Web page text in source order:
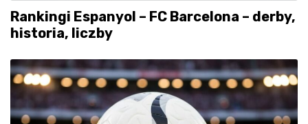
Rankingi Espanyol – FC Barcelona – derby,
historia, liczby